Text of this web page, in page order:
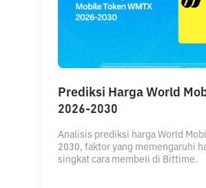
Prediksi Harga World
2026-2030
Analisis prediksi harga World
2030, faktor yang memengaruhi
singkat cara membeli di Bittime.